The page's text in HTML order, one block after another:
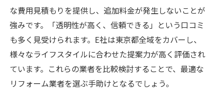
な費用見積もりを提供し、追加料金が発生しないことが
強みです。「透明性が高く、信頼できる」という口コミ
も多く見受けられます。E社は東京都全域をカバーし、
様々なライフスタイルに合わせた提案力が高く評価され
ています。これらの業者を比較検討することで、最適な
リフォーム業者を選ぶ手助けとなるでしょう。